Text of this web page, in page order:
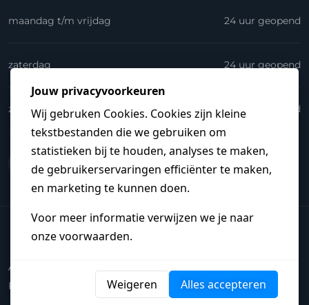
maandag t/m vrijdag 24 uur geopend
zaterdag 24 uur geopend
zondag 24 uur geopend
© 2026Elektrakoning.nl
Algemene Voorwaarden
Privacyverklaring
Begrippenlijst Steden Sitemap